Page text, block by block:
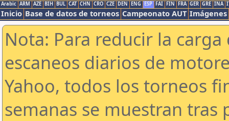
Arabic ARM AZE BIH BUL CAT CHN CRO CZE DEN ENG ESP FAI FIN FRA GER GRE INA
Inicio Base de datos de torneos Campeonato AUT Imágenes
Nota: Para reducir la
escaneos diarios de
Yahoo, todos los torneos
semanas se muestran tras